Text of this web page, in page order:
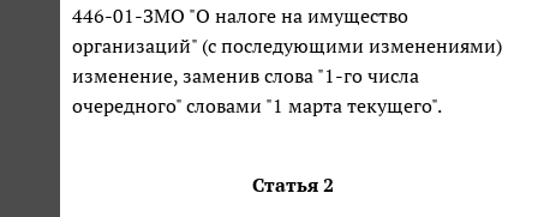
446-01-ЗМО "О налоге на имущество
организаций" (с последующими изменениями)
изменение, заменив слова "1-го числа
очередного" словами "1 марта текущего".
Статья 2